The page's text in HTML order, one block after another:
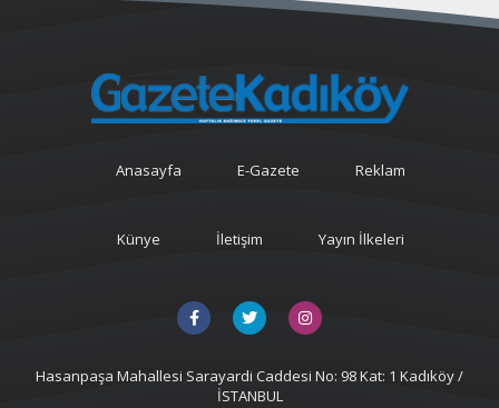
Anasayfa E-Gazete Reklam
Künye İletişim Yayın İlkeleri
Hasanpaşa Mahallesi Sarayardi Caddesi No: 98 Kat: 1 Kadıköy /
İSTANBUL